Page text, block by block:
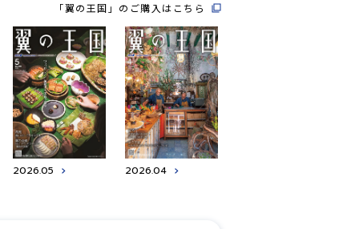
2026.05 2026.04
「翼の王国」のご購入はこちら